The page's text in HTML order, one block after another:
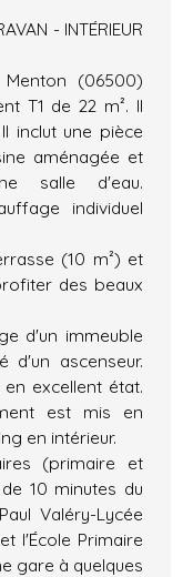
- INTÉRIEUR
(06500)
T1 de 22 m². Il
inclut une pièce
aménagée et
salle d'eau.
individuel
(10 m²) et
des beaux
d'un immeuble
d'un ascenseur.
excellent état.
est mis en
en intérieur.
(primaire et
10 minutes du
Valéry-Lycée
l'École Primaire
gare à quelques